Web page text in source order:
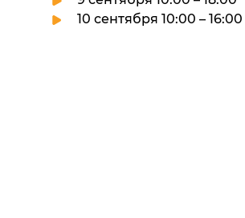
10 сентября 10:00 – 16:00